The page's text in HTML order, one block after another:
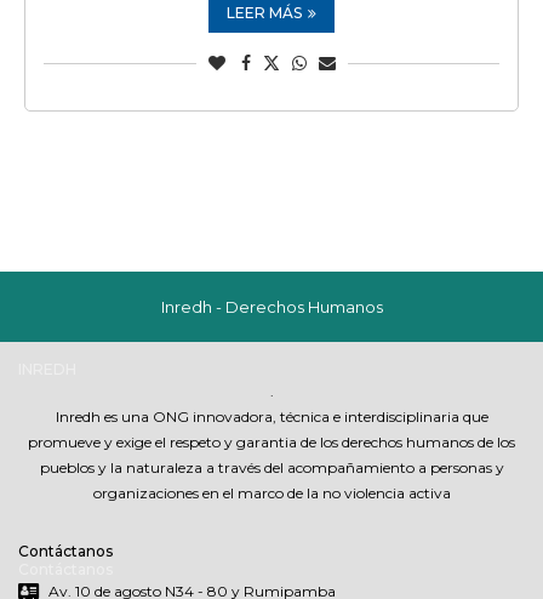
LEER MÁS
Inredh - Derechos Humanos
.
Inredh es una ONG innovadora, técnica e interdisciplinaria que
promueve y exige el respeto y garantia de los derechos humanos de los
pueblos y la naturaleza a través del acompañamiento a personas y
organizaciones en el marco de la no violencia activa
Contáctanos
Av. 10 de agosto N34 - 80 y Rumipamba